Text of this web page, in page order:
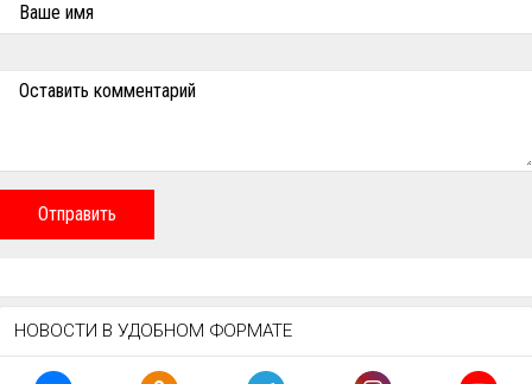
Ваше имя
Оставить комментарий
Отправить
НОВОСТИ В УДОБНОМ ФОРМАТЕ